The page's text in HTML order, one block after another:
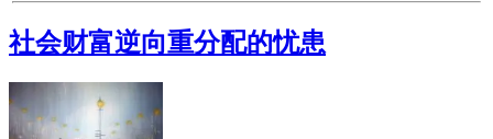
社会财富逆向重分配的忧患